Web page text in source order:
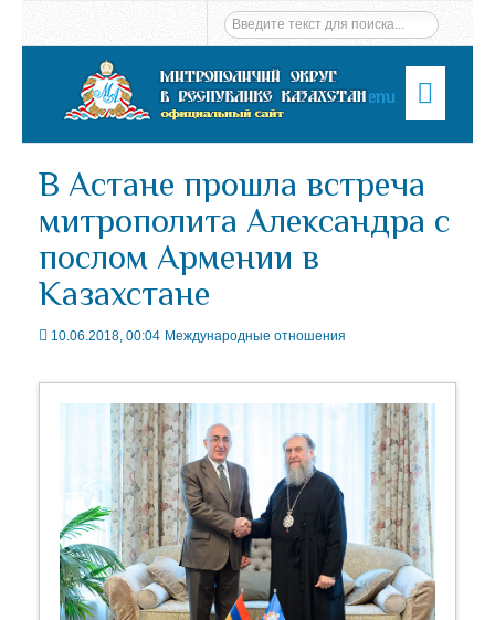
Menu
В Астане прошла встреча
митрополита Александра с
послом Армении в
Казахстане
10.06.2018, 00:04 Международные отношения